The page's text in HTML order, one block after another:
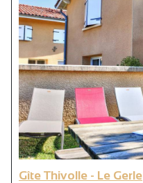
Gîte Thivolle - Le Gerle